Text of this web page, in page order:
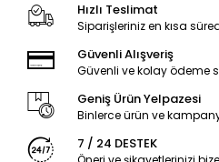
Hızlı Teslimat
Siparişleriniz en kısa
Güvenli Alışveriş
Güvenli ve kolay ödeme
Geniş Ürün Yelpazesi
Binlerce ürün ve
7 / 24 DESTEK